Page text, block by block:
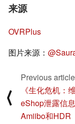
来源
OVRPlus
图片来源：
⟨
Previous article
《生化危机：
eShop泄露信
Amiibo和HDR